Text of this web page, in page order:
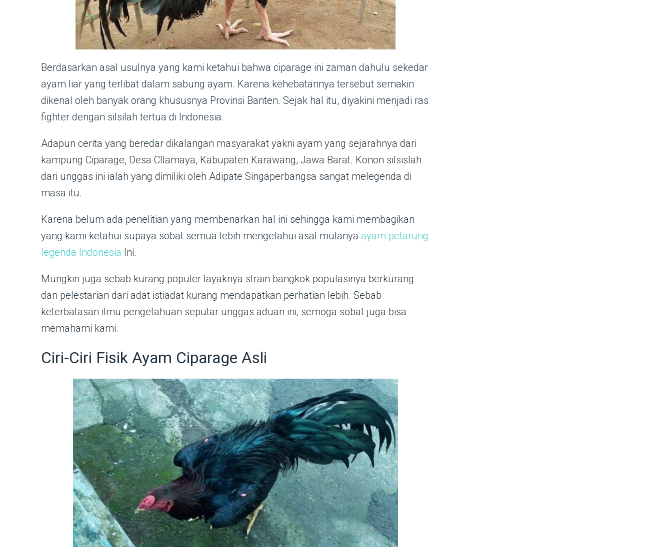
Berdasarkan asal usulnya yang kami ketahui bahwa ciparage ini zaman dahulu sekedar
ayam liar yang terlibat dalam sabung ayam. Karena kehebatannya tersebut semakin
dikenal oleh banyak orang khususnya Provinsi Banten. Sejak hal itu, diyakini menjadi ras
fighter dengan silsilah tertua di Indonesia.
Adapun cerita yang beredar dikalangan masyarakat yakni ayam yang sejarahnya dari
kampung Ciparage, Desa CIlamaya, Kabupaten Karawang, Jawa Barat. Konon silsislah
dari unggas ini ialah yang dimiliki oleh Adipate Singaperbangsa sangat melegenda di
masa itu.
Karena belum ada penelitian yang membenarkan hal ini sehingga kami membagikan
yang kami ketahui supaya sobat semua lebih mengetahui asal mulanya ayam petarung
legenda Indonesia Ini.
Mungkin juga sebab kurang populer layaknya strain bangkok populasinya berkurang
dan pelestarian dari adat istiadat kurang mendapatkan perhatian lebih. Sebab
keterbatasan ilmu pengetahuan seputar unggas aduan ini, semoga sobat juga bisa
memahami kami.
Ciri-Ciri Fisik Ayam Ciparage Asli